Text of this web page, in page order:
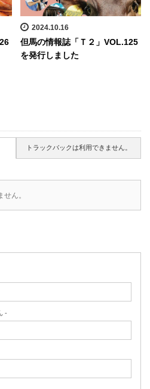
2024.10.16
但馬の情報誌「Ｔ２」VOL.125
を発行しました
トラックバックは利用できません。
ん。
-